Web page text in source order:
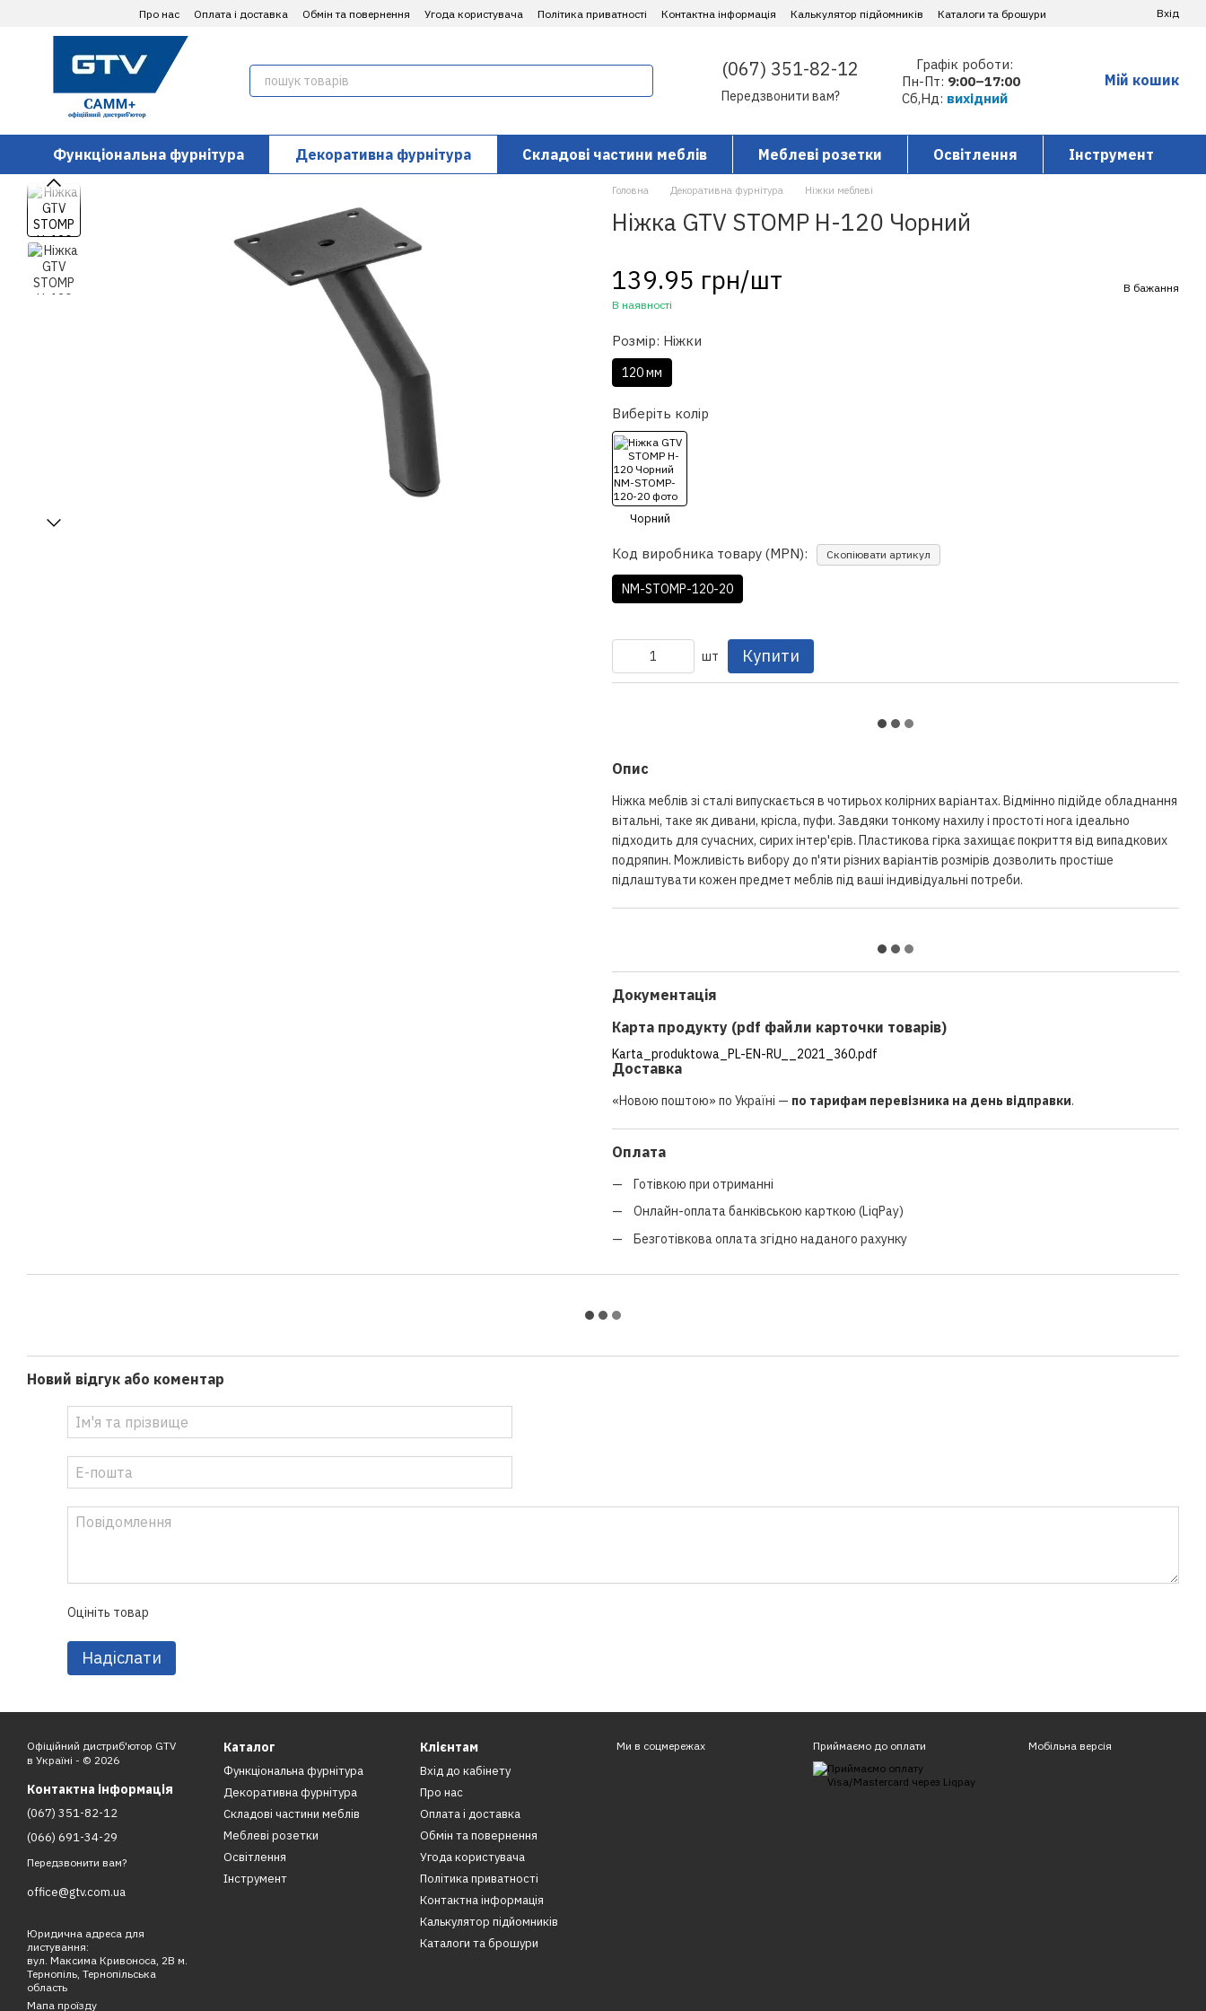
Перейти до основного контенту
Про нас Оплата і доставка Обмін та повернення Угода користувача Політика приватності Контактна інформація ​Калькулятор підйомників Каталоги та брошури Вхід
(067) 351-82-12
Передзвонити вам?
Графік роботи:
Пн-Пт: 9:00–17:00
Сб,Нд: вихідний
Мій кошик
Функціональна фурнітура Декоративна фурнітура Складові частини меблів Меблеві розетки Освітлення Інструмент
Головна Декоративна фурнітура Ніжки меблеві
Ніжка GTV STOMP H-120 Чорний
139.95 грн/шт
В наявності
В бажання
Розмір: Ніжки
120 мм
Виберіть колір
Код виробника товару (MPN): Скопіювати артикул
NM-STOMP-120-20
шт Купити
Опис
Ніжка меблів зі сталі випускається в чотирьох колірних варіантах. Відмінно підійде обладнання
вітальні, таке як дивани, крісла, пуфи. Завдяки тонкому нахилу і простоті нога ідеально
підходить для сучасних, сирих інтер'єрів. Пластикова гірка захищає покриття від випадкових
подряпин. Можливість вибору до п'яти різних варіантів розмірів дозволить простіше
підлаштувати кожен предмет меблів під ваші індивідуальні потреби.
Документація
Карта продукту (pdf файли карточки товарів)
Karta_produktowa_PL-EN-RU__2021_360.pdf
Доставка
«Новою поштою» по Україні — по тарифам перевізника на день відправки.
Оплата
Готівкою при отриманні
Онлайн-оплата банківською карткою (LiqPay)
Безготівкова оплата згідно наданого рахунку
Новий відгук або коментар
Оцініть товар
Надіслати
Офіційний дистриб'ютор GTV
в Україні - © 2026
Контактна інформація
(067) 351-82-12
(066) 691-34-29
Передзвонити вам?
office@gtv.com.ua
Юридична адреса для
листування:
вул. Максима Кривоноса, 2В м.
Тернопіль, Тернопільська
область
Мапа проїзду
Каталог
Функціональна фурнітура
Декоративна фурнітура
Складові частини меблів
Меблеві розетки
Освітлення
Інструмент
Клієнтам
Вхід до кабінету
Про нас
Оплата і доставка
Обмін та повернення
Угода користувача
Політика приватності
Контактна інформація
​Калькулятор підйомників
Каталоги та брошури
Ми в соцмережах Приймаємо до оплати Мобільна версія